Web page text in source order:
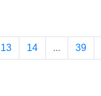
13 14 ... 39